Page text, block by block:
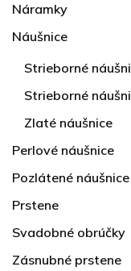
Náramky
Náušnice
Strieborné
Strieborné
Zlaté náušnice
Perlové náušnice
Pozlátené náušnice
Prstene
Svadobné obrúčky
Zásnubné prstene